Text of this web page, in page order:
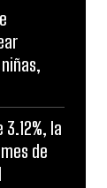
la
de